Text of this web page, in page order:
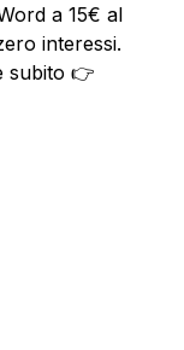
a 15€ al
interessi.
subito 👉